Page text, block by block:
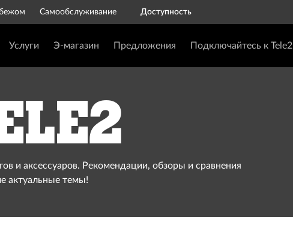
Самообслуживание Доступность
Услуги Э-магазин Предложения Подключайтесь к Tele2
и аксессуаров. Рекомендации, обзоры и сравнения
актуальные темы!